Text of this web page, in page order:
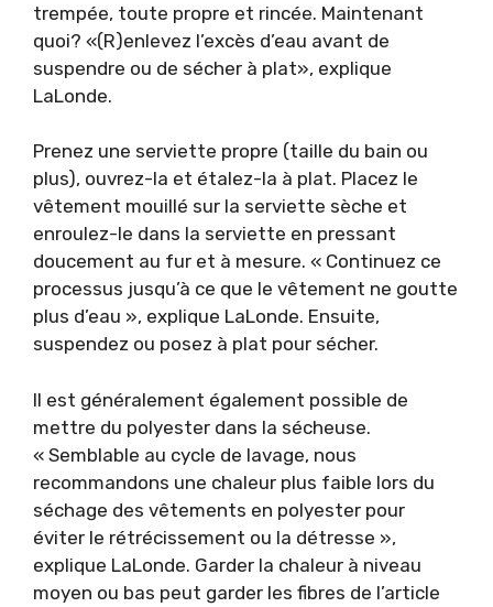
trempée, toute propre et rincée. Maintenant
quoi? «(R)enlevez l’excès d’eau avant de
suspendre ou de sécher à plat», explique
LaLonde.
Prenez une serviette propre (taille du bain ou
plus), ouvrez-la et étalez-la à plat. Placez le
vêtement mouillé sur la serviette sèche et
enroulez-le dans la serviette en pressant
doucement au fur et à mesure. « Continuez ce
processus jusqu’à ce que le vêtement ne goutte
plus d’eau », explique LaLonde. Ensuite,
suspendez ou posez à plat pour sécher.
Il est généralement également possible de
mettre du polyester dans la sécheuse.
« Semblable au cycle de lavage, nous
recommandons une chaleur plus faible lors du
séchage des vêtements en polyester pour
éviter le rétrécissement ou la détresse »,
explique LaLonde. Garder la chaleur à niveau
moyen ou bas peut garder les fibres de l’article